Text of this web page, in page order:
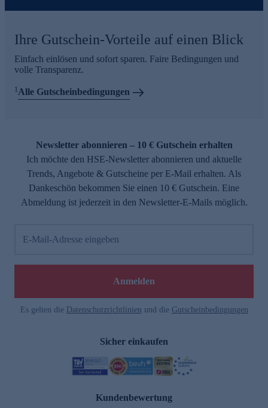
Ihre Gutschein-Vorteile auf einen Blick
Einfach einlösen und sofort sparen. Faire Bedingungen und
volle Transparenz.
1Alle Gutscheinbedingungen
Newsletter abonnieren – 10 € Gutschein erhalten
Ich möchte den HSE-Newsletter abonnieren und aktuelle
Trends, Angebote & Gutscheine per E-Mail erhalten. Als
Dankeschön bekommen Sie einen 10 € Gutschein. Eine
Abmeldung ist jederzeit in den Newsletter-E-Mails möglich.
E-Mail-Adresse eingeben
Anmelden
Es gelten die Datenschutzrichtlinien und die Gutscheinbedingungen
Sicher einkaufen
Kundenbewertung